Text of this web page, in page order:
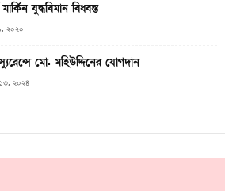
যুদ্ধবিমান বিধ্বস্ত
২০২০
মো. মহিউদ্দিনের যোগদান
২০২৪